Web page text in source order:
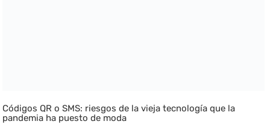
Códigos QR o SMS: riesgos de la vieja tecnología que la
pandemia ha puesto de moda